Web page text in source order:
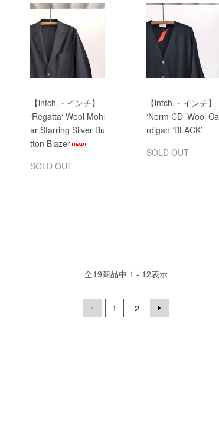
【intch.・インチ】
‘Regatta‘ Wool Mohi
ar Starring Silver Bu
tton Blazer
SOLD OUT
【intch.・インチ】
‘Norm CD’ Wool Ca
rdigan ‘BLACK’
SOLD OUT
全19商品中 1 - 12表示
1 2